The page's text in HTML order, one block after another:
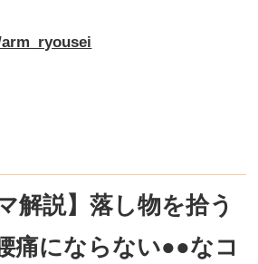
解説】落し物を拾う
痛にならない●●なコ